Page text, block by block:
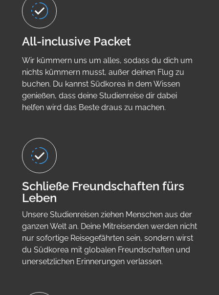
All-inclusive Packet
Wir kümmern uns um alles, sodass du dich um
nichts kümmern musst, außer deinen Flug zu
buchen. Du kannst Südkorea in dem Wissen
genießen, dass deine Studienreise dir dabei
helfen wird das Beste draus zu machen.
Schließe Freundschaften fürs
Leben
Unsere Studienreisen ziehen Menschen aus der
ganzen Welt an. Deine Mitreisenden werden nicht
nur sofortige Reisegefährten sein, sondern wirst
du Südkorea mit globalen Freundschaften und
unersetzlichen Erinnerungen verlassen.